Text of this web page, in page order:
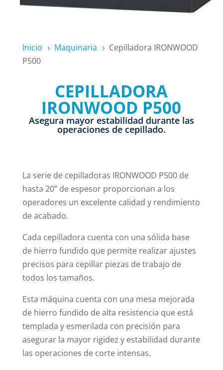
Inicio 5 Maquinaria 5
Cepilladora IRONWOOD
P500
CEPILLADORA
IRONWOOD P500
Asegura mayor estabilidad durante las
operaciones de cepillado.
La serie de cepilladoras IRONWOOD P500 de
hasta 20” de espesor proporcionan a los
operadores un excelente calidad y rendimiento
de acabado.
Cada cepilladora cuenta con una sólida base
de hierro fundido que permite realizar ajustes
precisos para cepillar piezas de trabajo de
todos los tamaños.
Esta máquina cuenta con una mesa mejorada
de hierro fundido de alta resistencia que está
templada y esmerilada con precisión para
asegurar la mayor rigidez y estabilidad durante
las operaciones de corte intensas.